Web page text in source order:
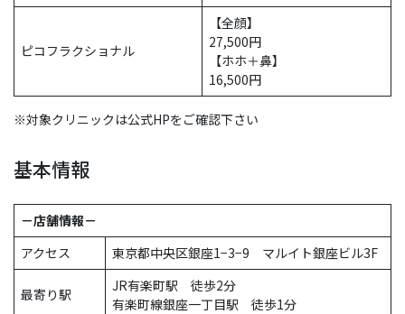
ピコフラクショナル
【全顔】
27,500円
【ホホ＋鼻】
16,500円
※対象クリニックは公式HPをご確認下さい
基本情報
－店舗情報－
アクセス
東京都中央区銀座1−3−9 マルイト銀座ビル3F
最寄り駅
JR有楽町駅 徒歩2分
有楽町線銀座一丁目駅 徒歩1分